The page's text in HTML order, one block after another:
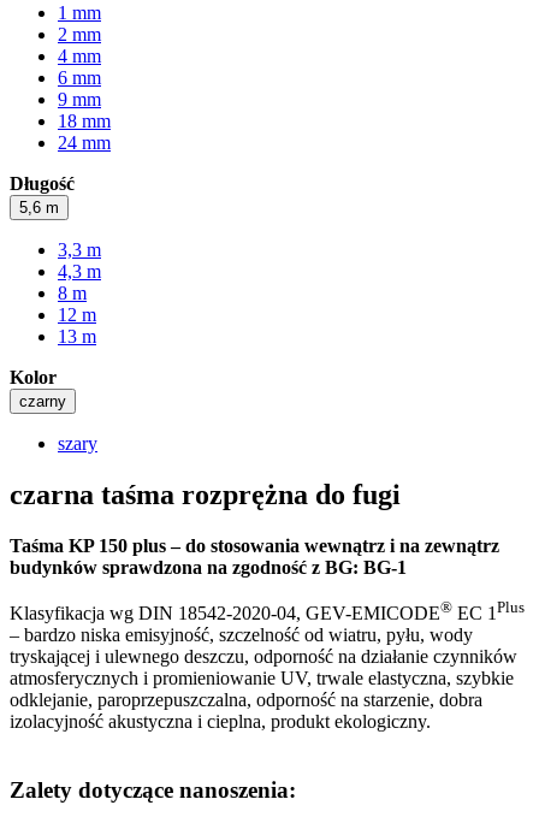
1 mm
2 mm
4 mm
6 mm
9 mm
18 mm
24 mm
Długość
5,6 m
3,3 m
4,3 m
8 m
12 m
13 m
Kolor
czarny
szary
czarna taśma rozprężna do fugi
Taśma KP 150 plus – do stosowania wewnątrz i na zewnątrz
budynków sprawdzona na zgodność z BG: BG-1
Klasyfikacja wg DIN 18542-2020-04, GEV-EMICODE® EC 1 Plus
– bardzo niska emisyjność, szczelność od wiatru, pyłu, wody
tryskającej i ulewnego deszczu, odporność na działanie czynników
atmosferycznych i promieniowanie UV, trwale elastyczna, szybkie
odklejanie, paroprzepuszczalna, odporność na starzenie, dobra
izolacyjność akustyczna i cieplna, produkt ekologiczny.
Zalety dotyczące nanoszenia: